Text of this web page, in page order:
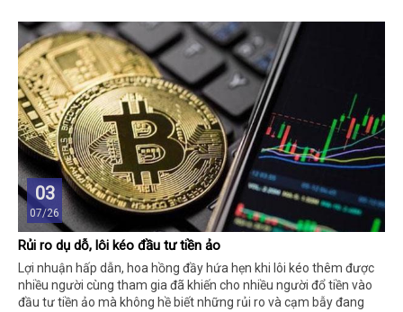
03
07/26
Rủi ro dụ dỗ, lôi kéo đầu tư tiền ảo
Lợi nhuận hấp dẫn, hoa hồng đầy hứa hẹn khi lôi kéo thêm được
nhiều người cùng tham gia đã khiến cho nhiều người đổ tiền vào
đầu tư tiền ảo mà không hề biết những rủi ro và cạm bẫy đang